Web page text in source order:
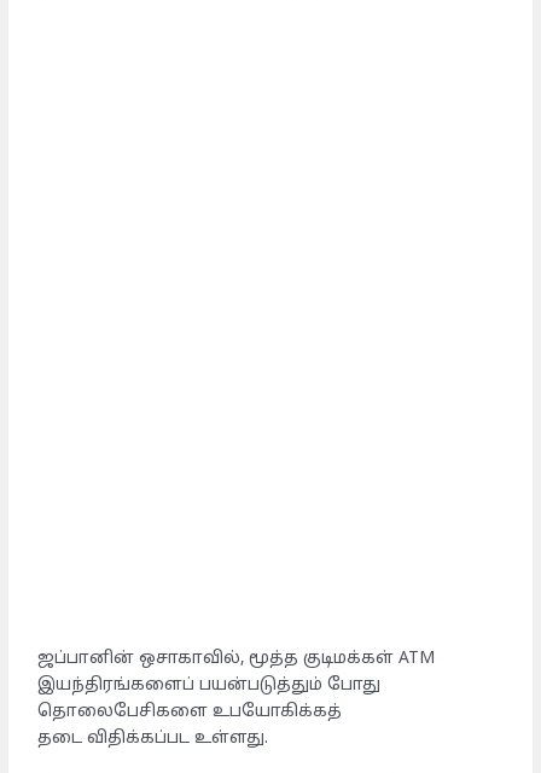
ஜப்பானின் ஒசாகாவில், மூத்த குடிமக்கள் ATM
இயந்திரங்களைப் பயன்படுத்தும் போது
தொலைபேசிகளை உபயோகிக்கத்
தடை விதிக்கப்பட உள்ளது.